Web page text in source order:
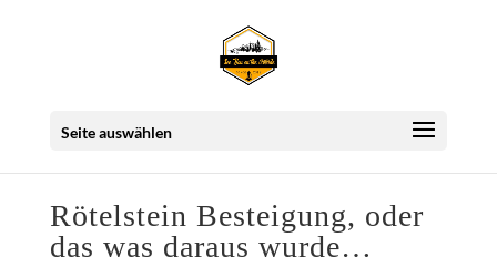
Seite auswählen
Rötelstein Besteigung, oder
das was daraus wurde…